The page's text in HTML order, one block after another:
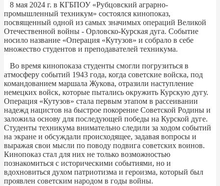
8 мая 2024 г. в КГБПОУ «Рубцовский аграрно-
промышленный техникум» состоялся кинопоказ,
посвященный одной из самых значимых операций Великой
Отечественной войны - Орловско-Курская дуга. Событие
носило название «Операция «Кутузов» и собрало в себе
множество студентов и преподавателей техникума.
Во время кинопоказа студенты смогли погрузиться в
атмосферу событий 1943 года, когда советские войска, под
командованием маршала Жукова, отразили наступление
немецких войск, которые пытались окружить Курскую дугу.
Операция «Кутузов» стала первым этапом в рассеивании
надежд нацистов на быстрое покорение Советской Родины и
заложила основу для последующей победы на Курской дуге.
Студенты техникума внимательно следили за ходом событий
на экране и обсуждали происходящее, задавая вопросы и
выражая свои мысли по поводу подвига советских воинов.
Кинопоказ стал для них не только возможностью
познакомиться с историческими событиями, но и
вдохновиться духом патриотизма и героизма, который был
проявлен советским народом в годы войны.